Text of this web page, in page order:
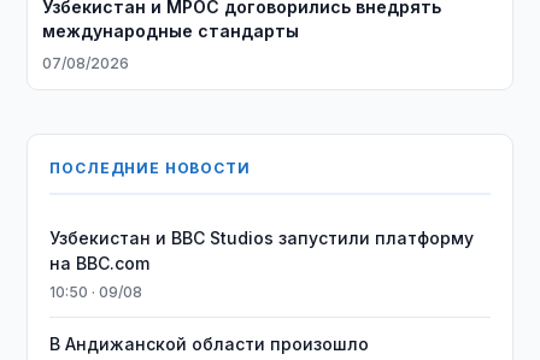
Узбекистан и MPOC договорились внедрять
международные стандарты
07/08/2026
ПОСЛЕДНИЕ НОВОСТИ
Узбекистан и BBC Studios запустили платформу
на BBC.com
10:50 · 09/08
В Андижанской области произошло